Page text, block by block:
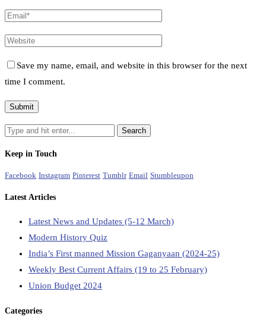
Save my name, email, and website in this browser for the next
time I comment.
Keep in Touch
Facebook Instagram Pinterest Tumblr Email Stumbleupon
Latest Articles
Latest News and Updates (5-12 March)
Modern History Quiz
India’s First manned Mission Gaganyaan (2024-25)
Weekly Best Current Affairs (19 to 25 February)
Union Budget 2024
Categories